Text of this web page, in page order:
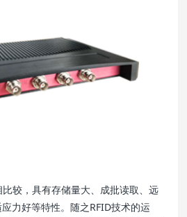
较，具有存储量大、成批读取、远
力好等特性。随之RFID技术的运